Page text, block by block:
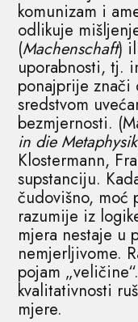
komunizam i
odlikuje
(Machenschaft)
uporabnosti, tj.
ponajprije znači
sredstvom
bezmjernosti.
in die Metaphysik
Klostermann,
supstanciju.
čudovišno, moć
razumije iz
mjera nestaje u
nemjerljivome.
pojam
kvalitativnosti
mjere.